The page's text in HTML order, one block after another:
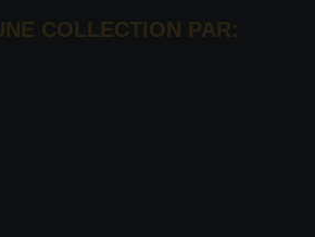
COLLECTION PAR: